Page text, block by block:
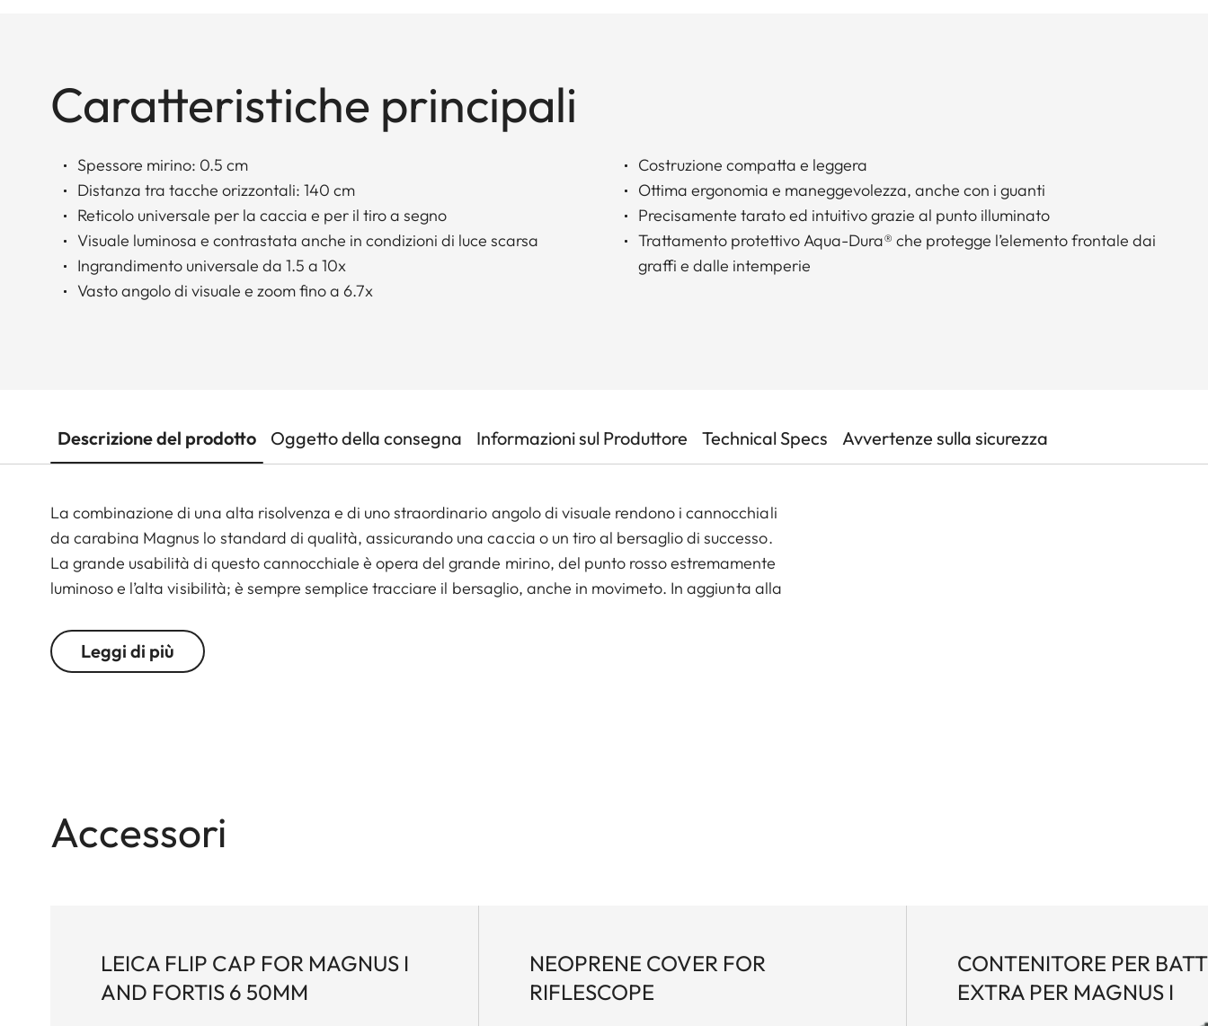
Caratteristiche principali
Spessore mirino: 0.5 cm
Distanza tra tacche orizzontali: 140 cm
Reticolo universale per la caccia e per il tiro a segno
Visuale luminosa e contrastata anche in condizioni di luce scarsa
Ingrandimento universale da 1.5 a 10x
Vasto angolo di visuale e zoom fino a 6.7x
Costruzione compatta e leggera
Ottima ergonomia e maneggevolezza, anche con i guanti
Precisamente tarato ed intuitivo grazie al punto illuminato
Trattamento protettivo Aqua-Dura® che protegge l’elemento frontale dai
graffi e dalle intemperie
Descrizione del prodotto Oggetto della consegna Informazioni sul Produttore Technical Specs Avvertenze sulla sicurezza
La combinazione di una alta risolvenza e di uno straordinario angolo di visuale rendono i cannocchiali
da carabina Magnus lo standard di qualità, assicurando una caccia o un tiro al bersaglio di successo.
La grande usabilità di questo cannocchiale è opera del grande mirino, del punto rosso estremamente
luminoso e l’alta visibilità; è sempre semplice tracciare il bersaglio, anche in movimeto. In aggiunta alla
l’efficiente risparmio energetico, rendono il Magnus il compagno ideale per la vostra carabina.
Leggi di più
Accessori
LEICA FLIP CAP FOR MAGNUS I
AND FORTIS 6 50MM
NEOPRENE COVER FOR
RIFLESCOPE
CONTENITORE PER
EXTRA PER MAGNUS I